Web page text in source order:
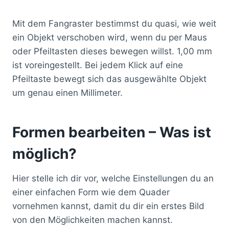
Mit dem Fangraster bestimmst du quasi, wie weit
ein Objekt verschoben wird, wenn du per Maus
oder Pfeiltasten dieses bewegen willst. 1,00 mm
ist voreingestellt. Bei jedem Klick auf eine
Pfeiltaste bewegt sich das ausgewählte Objekt
um genau einen Millimeter.
Formen bearbeiten – Was ist
möglich?
Hier stelle ich dir vor, welche Einstellungen du an
einer einfachen Form wie dem Quader
vornehmen kannst, damit du dir ein erstes Bild
von den Möglichkeiten machen kannst.